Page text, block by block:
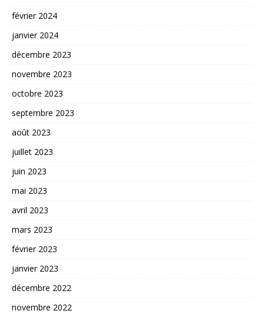
février 2024
janvier 2024
décembre 2023
novembre 2023
octobre 2023
septembre 2023
août 2023
juillet 2023
juin 2023
mai 2023
avril 2023
mars 2023
février 2023
janvier 2023
décembre 2022
novembre 2022